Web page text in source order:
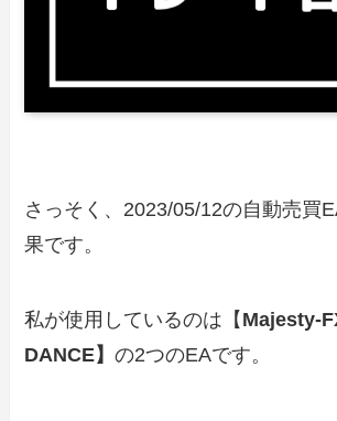
さっそく、2023/05/12の自動売買
果です。
私が使用しているのは【 Majesty-
DANCE】の2つのEAです。